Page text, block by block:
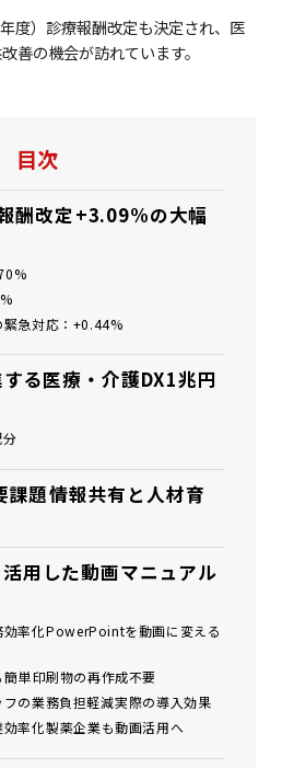
度）診療報酬改定も決定され、医
善の機会が訪れています。
目次
酬改定――+3.09%の大幅
急対応：+0.44%
る医療・介護DX――1兆円
題――情報共有と人材育
用した動画マニュアル
率化――PowerPointを動画に変える
単――印刷物の再作成不要
の業務負担軽減――実際の導入効果
率化――製薬企業も動画活用へ